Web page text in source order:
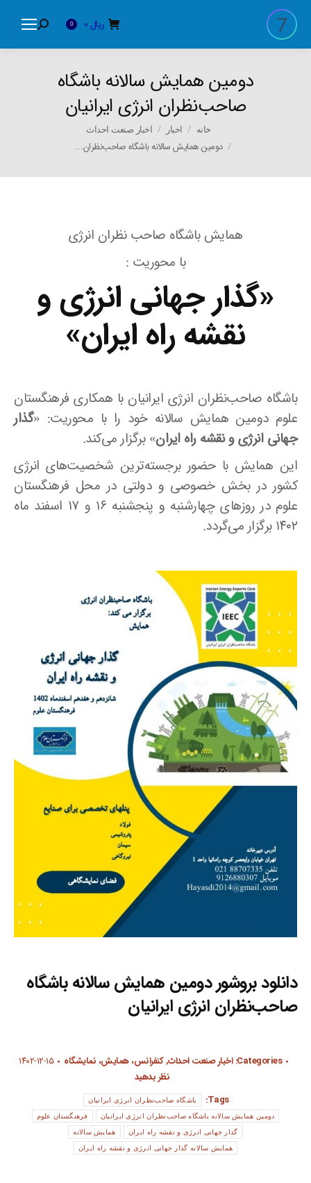
ریال 0
Search:
دومین همایش سالانه باشگاه
صاحب‌نظران انرژی ایرانیان
خانه اخبار اخبار صنعت احداث
دومین همایش سالانه باشگاه صاحب‌نظران…
همایش باشگاه صاحب نظران انرژی
با محوریت :
«گذار جهانی انرژی و
نقشه راه ایران»
باشگاه صاحب‌نظران انرژی ایرانیان با همکاری فرهنگستان
علوم دومین همایش سالانه خود را با محوریت: «گذار
جهانی انرژی و نقشه راه ایران» برگزار می‌کند.
این همایش با حضور برجسته‌ترین شخصیت‌های انرژی
کشور در بخش خصوصی و دولتی در محل فرهنگستان
علوم در روزهای چهارشنبه و پنجشنبه ۱۶ و ۱۷ اسفند ماه
۱۴۰۲ برگزار می‌گردد.
دانلودبروشور دومین همایش سالانه باشگاه
صاحب‌نظران انرژی ایرانیان
Categories: اخبار صنعت احداث,کنفرانس، همایش، نمایشگاه
۱۴۰۲-۱۲-۱۵
نظر بدهید
Tags:
باشگاه صاحب‌نظران انرژی ایرانیان
دومین همایش سالانه باشگاه صاحب‌نظران انرژی ایرانیان فرهنگستان علوم
گذار جهانی انرژی و نقشه راه ایران همایش سالانه
همایش سالانه گذار جهانی انرژی و نقشه راه ایران